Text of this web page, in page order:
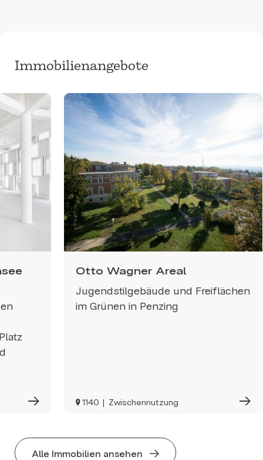
Immobilienangebote
Otto Wagner Areal
Jugendstilgebäude und Freiflächen
im Grünen in Penzing
1140 Zwischennutzung
Alle Immobilien ansehen